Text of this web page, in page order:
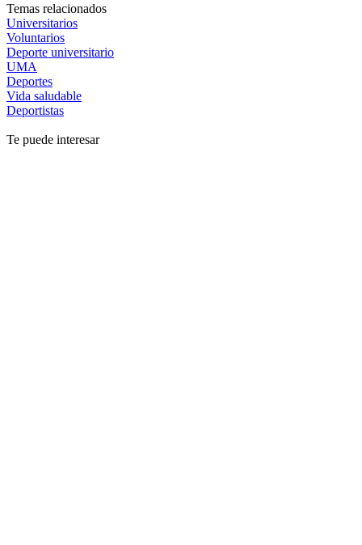
Temas relacionados
Universitarios
Voluntarios
Deporte universitario
UMA
Deportes
Vida saludable
Deportistas
Te puede interesar